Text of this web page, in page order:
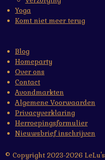
Yoga
Komt niet meer terug
Blog
Homeparty
Over ons
Contact
Avondmarkten
Algemene Voorwaarden
Privacyverklaring
Herroepingsformulier
Nieuwsbrief inschrijven
© Copyright 2023-2026 LeLu's